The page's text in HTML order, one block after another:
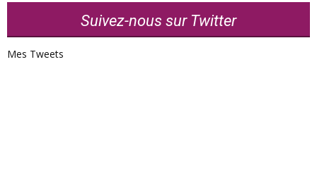
Suivez-nous sur Twitter
Mes Tweets